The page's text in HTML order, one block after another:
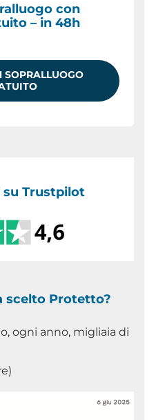
con
– in 48h
SOPRALLUOGO
su Trustpilot
scelto Protetto?
ogni anno, migliaia di